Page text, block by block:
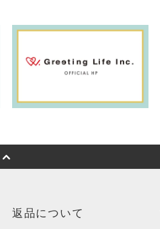
返品について